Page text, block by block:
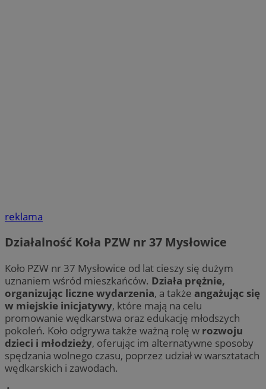
reklama
Działalność Koła PZW nr 37 Mysłowice
Koło PZW nr 37 Mysłowice od lat cieszy się dużym
uznaniem wśród mieszkańców. Działa prężnie,
organizując liczne wydarzenia, a także angażując się
w miejskie inicjatywy, które mają na celu
promowanie wędkarstwa oraz edukację młodszych
pokoleń. Koło odgrywa także ważną rolę w rozwoju
dzieci i młodzieży, oferując im alternatywne sposoby
spędzania wolnego czasu, poprzez udział w warsztatach
wędkarskich i zawodach.